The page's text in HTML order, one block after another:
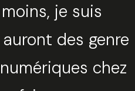
je suis
des genre
chez